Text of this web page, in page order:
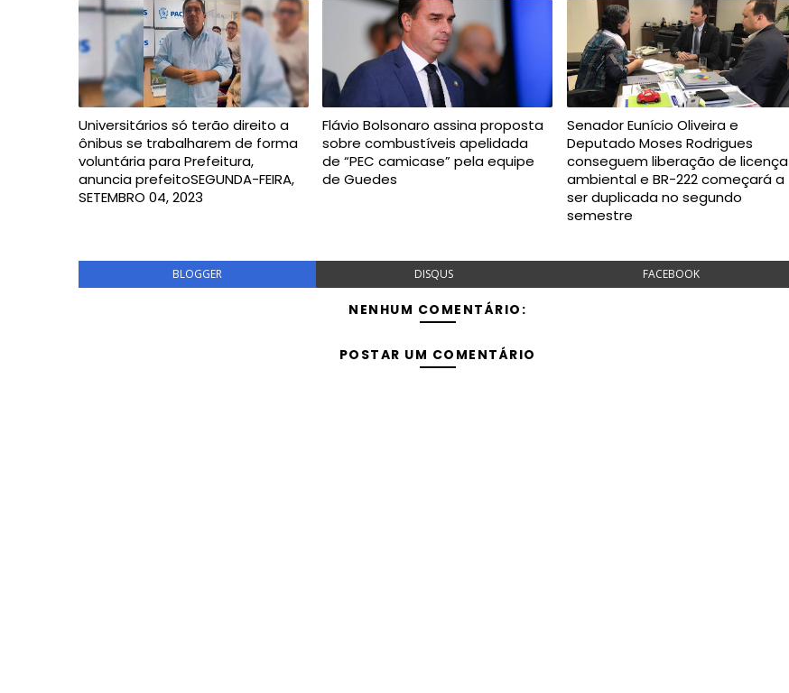
Universitários só terão direito a
ônibus se trabalharem de forma
voluntária para Prefeitura,
anuncia prefeitoSEGUNDA-FEIRA,
SETEMBRO 04, 2023
Flávio Bolsonaro assina proposta
sobre combustíveis apelidada
de “PEC camicase” pela equipe
de Guedes
Senador Eunício Oliveira e
Deputado Moses Rodrigues
conseguem liberação de licença
ambiental e BR-222 começará a
ser duplicada no segundo
semestre
BLOGGER DISQUS FACEBOOK
NENHUM COMENTÁRIO:
POSTAR UM COMENTÁRIO